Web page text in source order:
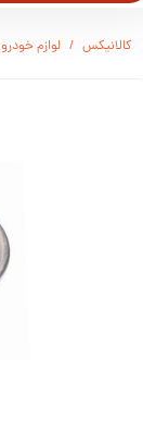
کالانیکس لوازم خودرو